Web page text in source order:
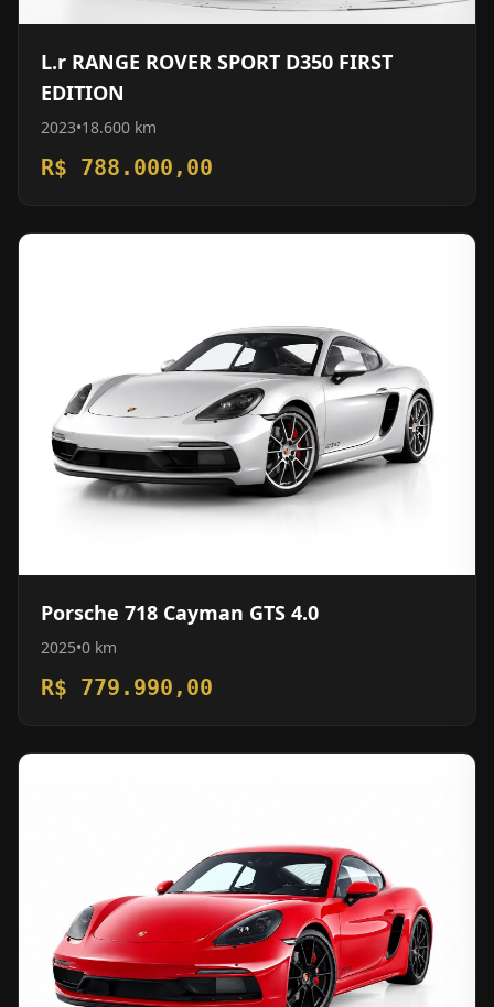
L.r RANGE ROVER SPORT D350 FIRST
EDITION
2023•18.600 km
R$ 788.000,00
Porsche 718 Cayman GTS 4.0
2025•0 km
R$ 779.990,00